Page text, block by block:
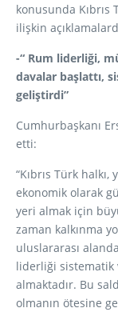
konusunda
ilişkin
-“ Rum liderliği,
davalar başlattı,
geliştirdi”
Cumhurbaşkanı
etti:
“Kıbrıs Türk
ekonomik olarak
yeri almak için
zaman kalkınma
uluslararası
liderliği sistematik
almaktadır. Bu
olmanın ötesine